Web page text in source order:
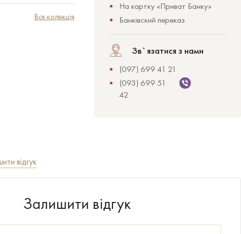
Вся колекція
На картку «Приват Банку»
Банківский переказ
Зв`язатися з нами
(097) 699 41 21
(093) 699 51
42
відгук
Залишити відгук